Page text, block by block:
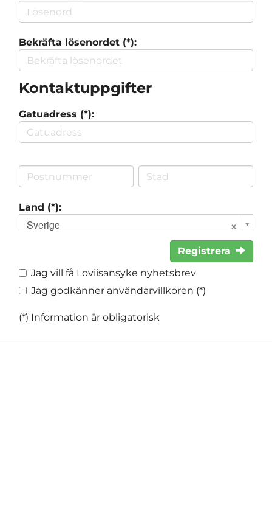
Bekräfta lösenordet (*):
Kontaktuppgifter
Gatuadress (*):
Land (*):
Sverige
Registrera
Jag vill få Loviisansyke nyhetsbrev
Jag godkänner användarvillkoren (*)
(*) Information är obligatorisk